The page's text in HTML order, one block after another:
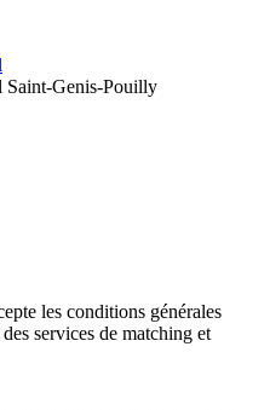
Saint-Genis-Pouilly
les conditions générales
services de matching et